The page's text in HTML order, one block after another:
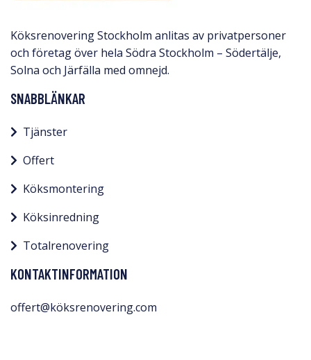
Köksrenovering Stockholm anlitas av privatpersoner
och företag över hela Södra Stockholm – Södertälje,
Solna och Järfälla med omnejd.​
SNABBLÄNKAR
Tjänster
Offert
Köksmontering
Köksinredning
Totalrenovering
KONTAKTINFORMATION
offert@köksrenovering.com